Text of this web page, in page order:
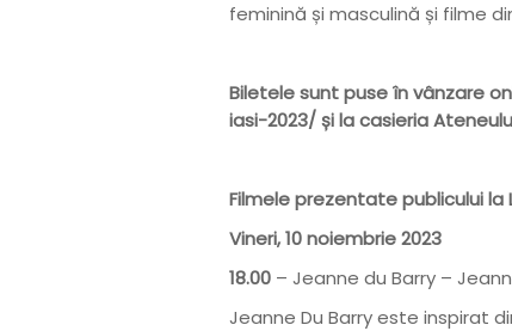
feminină și masculină și filme
Biletele sunt puse în vânzare
iasi-2023/și la casieria
Filmele prezentate publicului la
Vineri, 10 noiembrie 2023
18.00 – Jeanne du Barry –
Jeanne Du Barry este inspirat